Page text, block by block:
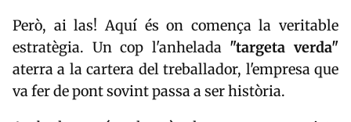
Però, ai las! Aquí és on comença la veritable
estratègia. Un cop l'anhelada "targeta verda"
aterra a la cartera del treballador, l'empresa que
va fer de pont sovint passa a ser història.